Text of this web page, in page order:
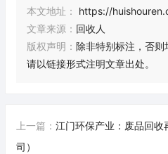
本文地址：
https://
文章来源： 回收人
版权声明： 除非特别标注，否
请以链接形式注明文章出处。
上一篇： 江门环保产业：废品回
司）